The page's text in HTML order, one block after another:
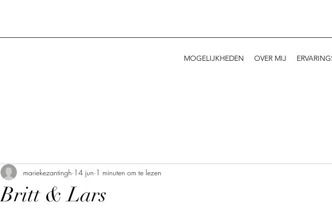
MOGELIJKHEDEN OVER MIJ
Britt & Lars
mariekezantingh 14 jun 1 minuten om te lezen